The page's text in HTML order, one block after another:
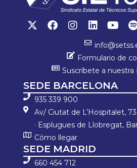
Formulario de
Suscríbete a
SEDE BARCELONA
935 339 900
Av/ Ciutat de L’Hospitalet,
· Esplugues de Llobregat,
Cómo llegar
SEDE MADRID
660 454 712